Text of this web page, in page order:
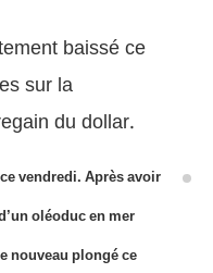
baissé ce
sur la
du dollar.
vendredi. Après avoir
oléoduc en mer
nouveau plongé ce